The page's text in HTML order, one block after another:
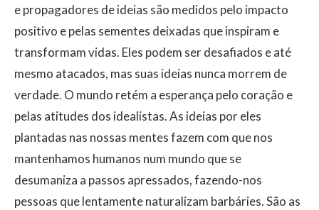
e propagadores de ideias são medidos pelo impacto
positivo e pelas sementes deixadas que inspiram e
transformam vidas. Eles podem ser desafiados e até
mesmo atacados, mas suas ideias nunca morrem de
verdade. O mundo retém a esperança pelo coração e
pelas atitudes dos idealistas. As ideias por eles
plantadas nas nossas mentes fazem com que nos
mantenhamos humanos num mundo que se
desumaniza a passos apressados, fazendo-nos
pessoas que lentamente naturalizam barbáries. São as